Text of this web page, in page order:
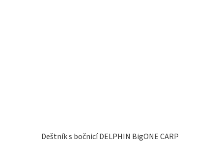
Deštník s bočnicí DELPHIN BigONE CARP